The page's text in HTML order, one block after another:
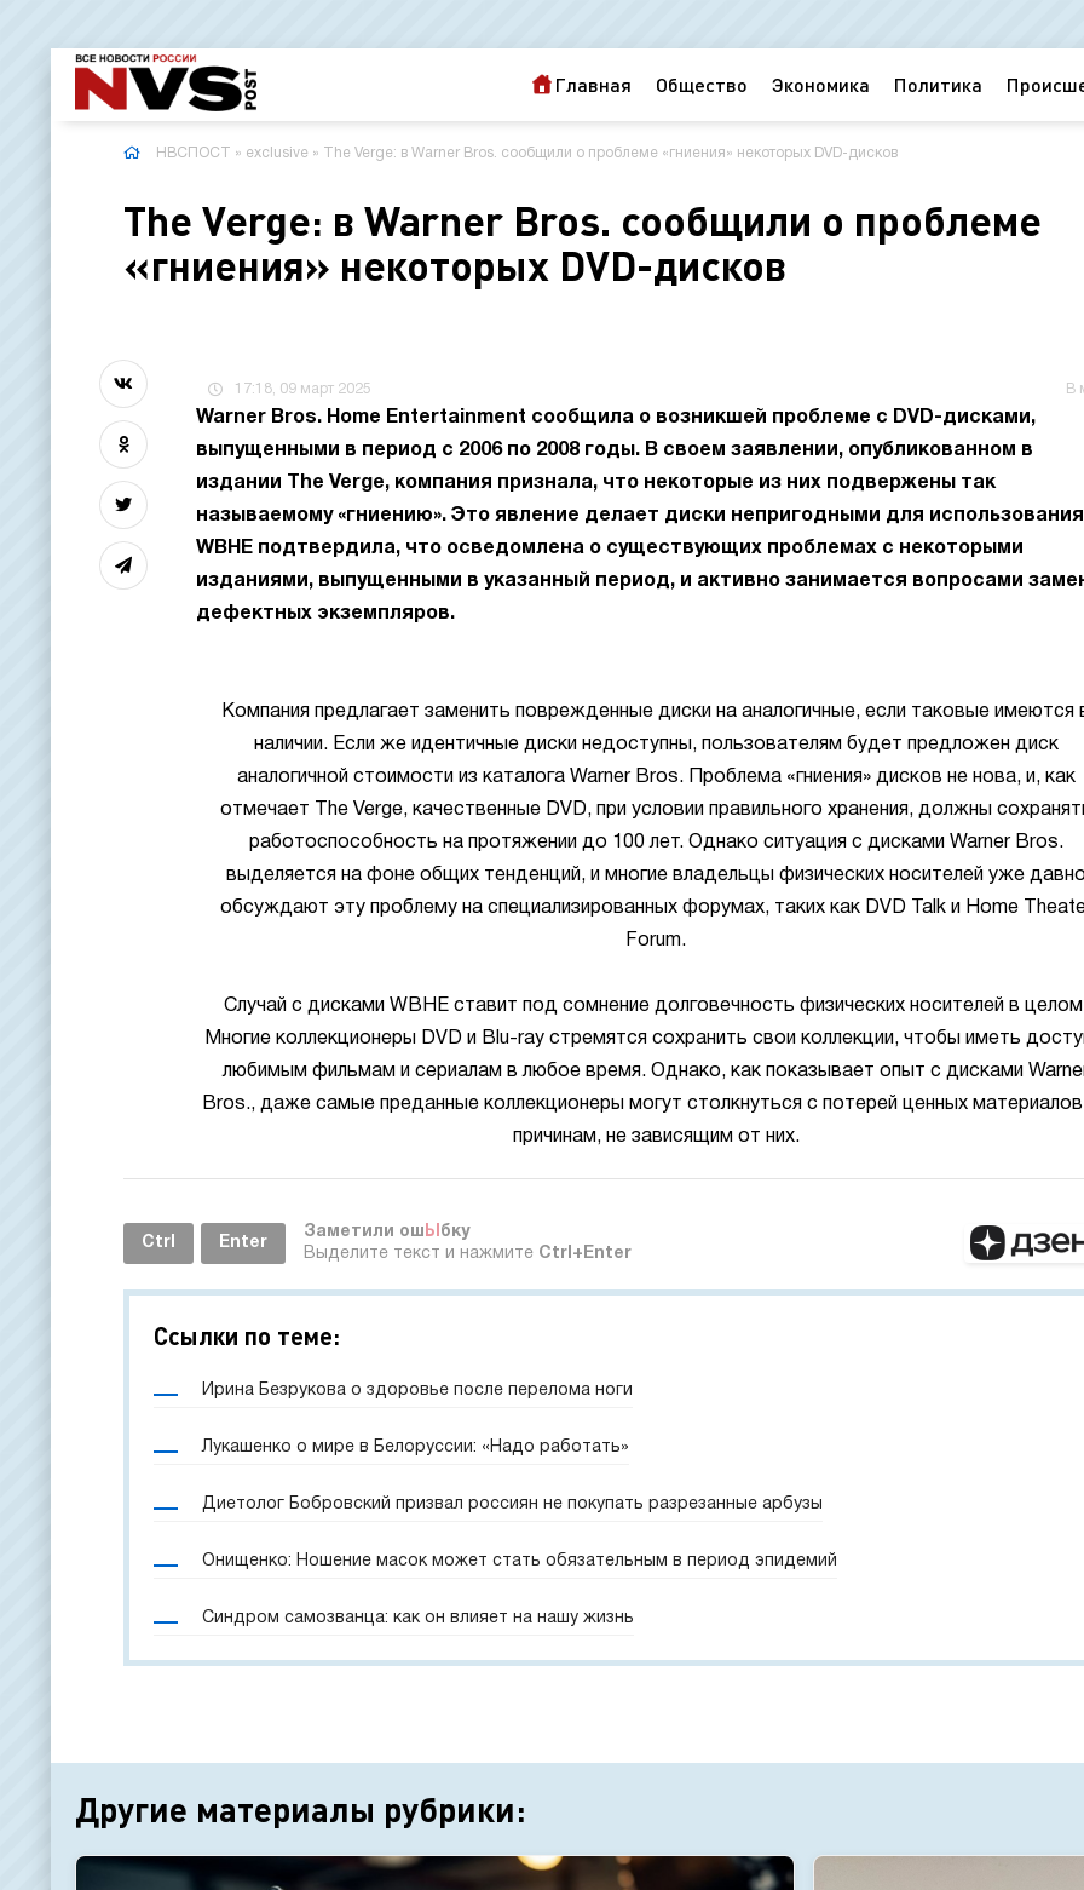
Главная Общество Экономика Политика
НВСПОСТ » exclusive » The Verge: в Warner Bros. сообщили о проблеме «гниения» некоторых DVD-дисков
The Verge: в Warner Bros. сообщили о проблеме
«гниения» некоторых DVD-дисков
17:18, 09 март 2025 В
Warner Bros. Home Entertainment сообщила о возникшей проблеме с DVD-дисками,
выпущенными в период с 2006 по 2008 годы. В своем заявлении, опубликованном в
издании The Verge, компания признала, что некоторые из них подвержены так
называемому «гниению». Это явление делает диски непригодными для
WBHE подтвердила, что осведомлена о существующих проблемах с некоторыми
изданиями, выпущенными в указанный период, и активно занимается вопросами
дефектных экземпляров.
Компания предлагает заменить поврежденные диски на аналогичные, если таковые имеются
наличии. Если же идентичные диски недоступны, пользователям будет предложен диск
аналогичной стоимости из каталога Warner Bros. Проблема «гниения» дисков не нова, и, как
отмечает The Verge, качественные DVD, при условии правильного хранения, должны
работоспособность на протяжении до 100 лет. Однако ситуация с дисками Warner Bros.
выделяется на фоне общих тенденций, и многие владельцы физических носителей уже
обсуждают эту проблему на специализированных форумах, таких как DVD Talk и Home
Forum.
Случай с дисками WBHE ставит под сомнение долговечность физических носителей в
Многие коллекционеры DVD и Blu-ray стремятся сохранить свои коллекции, чтобы иметь
любимым фильмам и сериалам в любое время. Однако, как показывает опыт с дисками
Bros., даже самые преданные коллекционеры могут столкнуться с потерей ценных
причинам, не зависящим от них.
Ctrl Enter
Заметили ош Ы бку
Выделите текст и нажмите Ctrl+Enter
Ссылки по теме:
Ирина Безрукова о здоровье после перелома ноги
Лукашенко о мире в Белоруссии: «Надо работать»
Диетолог Бобровский призвал россиян не покупать разрезанные арбузы
Онищенко: Ношение масок может стать обязательным в период эпидемий
Синдром самозванца: как он влияет на нашу жизнь
Другие материалы рубрики: